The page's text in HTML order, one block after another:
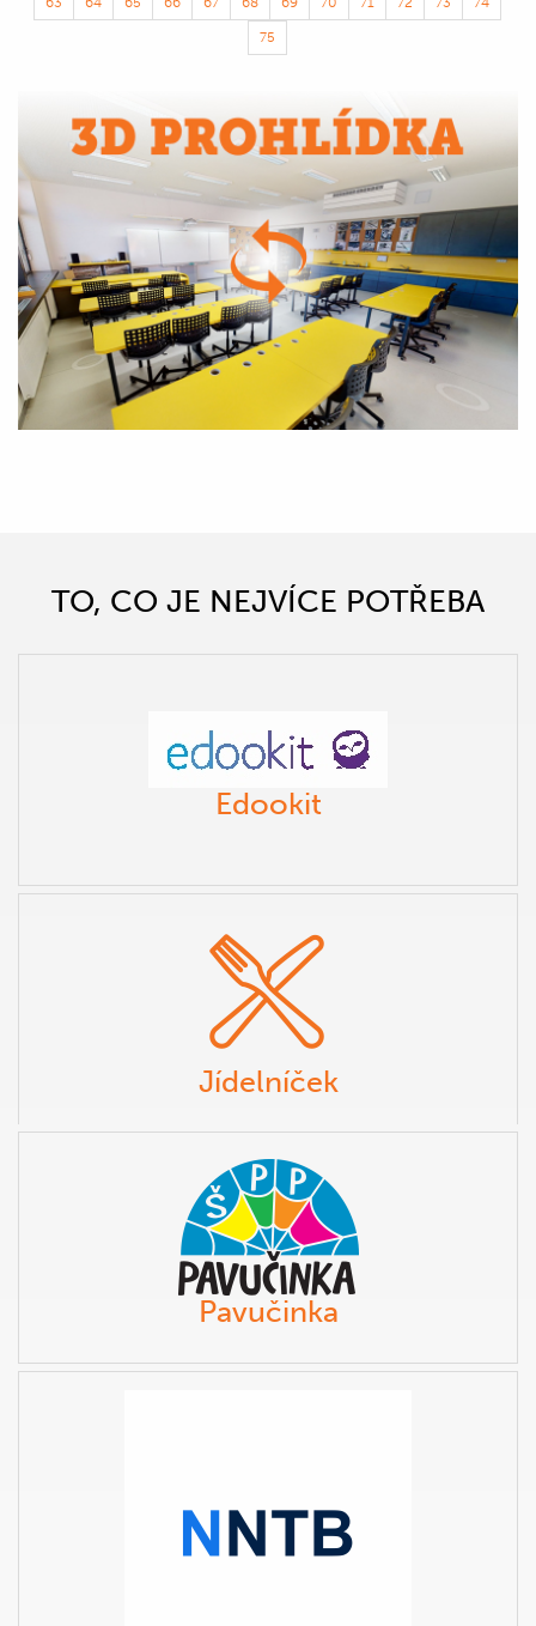
75
TO, CO JE NEJVÍCE POTŘEBA
Edookit
Jídelníček
Pavučinka